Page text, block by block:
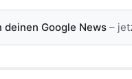
deinen Google News–